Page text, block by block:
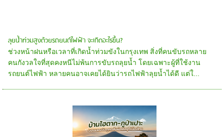
ลุยน้ำท่วมสูงด้วยรถยนต์ไฟฟ้า จะเกิดอะไรขึ้น?
ช่วงหน้าฝนหรือเวลาที่เกิดน้ำท่วมขังในกรุงเทพ สิ่งที่คนขับรถหลาย
คนกังวลใจที่สุดคงหนีไม่พ้นการขับรถลุยน้ำ โดยเฉพาะผู้ที่ใช้งาน
รถยนต์ไฟฟ้า หลายคนอาจเคยได้ยินว่ารถไฟฟ้าลุยน้ำได้ดี แต่ใ...